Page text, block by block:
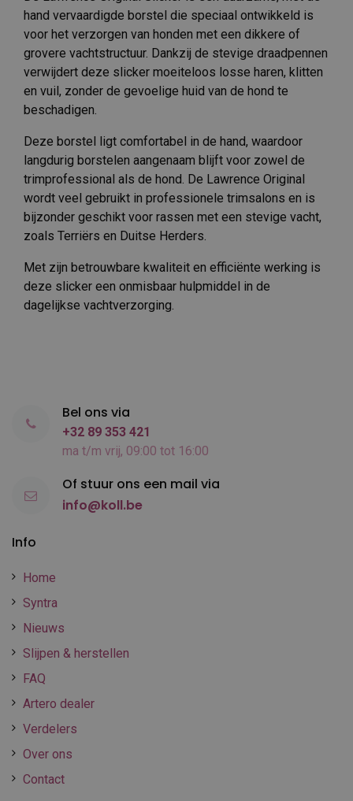
hand vervaardigde borstel die speciaal ontwikkeld is
voor het verzorgen van honden met een dikkere of
grovere vachtstructuur. Dankzij de stevige draadpennen
verwijdert deze slicker moeiteloos losse haren, klitten
en vuil, zonder de gevoelige huid van de hond te
beschadigen.
Deze borstel ligt comfortabel in de hand, waardoor
langdurig borstelen aangenaam blijft voor zowel de
trimprofessional als de hond. De Lawrence Original
wordt veel gebruikt in professionele trimsalons en is
bijzonder geschikt voor rassen met een stevige vacht,
zoals Terriërs en Duitse Herders.
Met zijn betrouwbare kwaliteit en efficiënte werking is
deze slicker een onmisbaar hulpmiddel in de
dagelijkse vachtverzorging.
Info
Home
Syntra
Nieuws
Slijpen & herstellen
FAQ
Artero dealer
Verdelers
Over ons
Contact
Bel ons via
+32 89 353 421
ma t/m vrij, 09:00 tot 16:00
Of stuur ons een mail via
info@koll.be